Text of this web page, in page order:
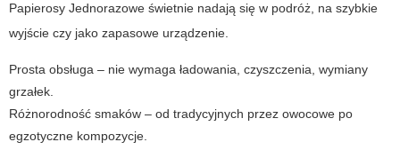
Papierosy Jednorazowe świetnie nadają się w podróż, na szybkie
wyjście czy jako zapasowe urządzenie.
Prosta obsługa – nie wymaga ładowania, czyszczenia, wymiany
grzałek.
Różnorodność smaków – od tradycyjnych przez owocowe po
egzotyczne kompozycje.